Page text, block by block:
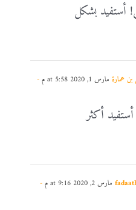
أستفيد بشكل
عمارة مارس 1, 2020 at 5:58 م -
أستفيد أكثر
مارس 2, 2020 at 9:16 م -